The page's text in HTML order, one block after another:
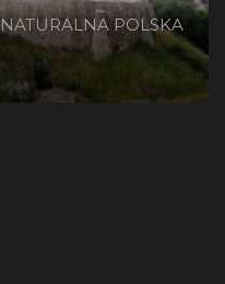
NATURALNA POLSKA